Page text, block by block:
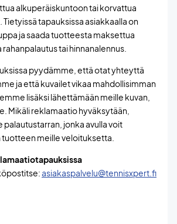
alkuperäiskuntoon tai korvattua
tapauksissa asiakkaalla on
ja saada tuotteesta maksettua
tai hinnanalennus.
pyydämme, että otat yhteyttä
ja että kuvailet vikaa mahdollisimman
lisäksi lähettämään meille kuvan,
Mikäli reklamaatio hyväksytään,
palautustarran, jonka avulla voit
tuotteen meille veloituksetta.
asiakaspalvelu@tennisxpert.fi